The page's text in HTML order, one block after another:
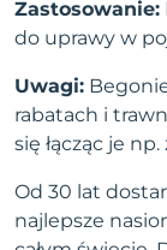
Zastosowanie:
do uprawy w
Uwagi:
rabatach i
się łącząc je
Od 30 lat
najlepsze